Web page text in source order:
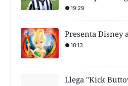
19:29
Presenta Disney
18:13
Llega "Kick